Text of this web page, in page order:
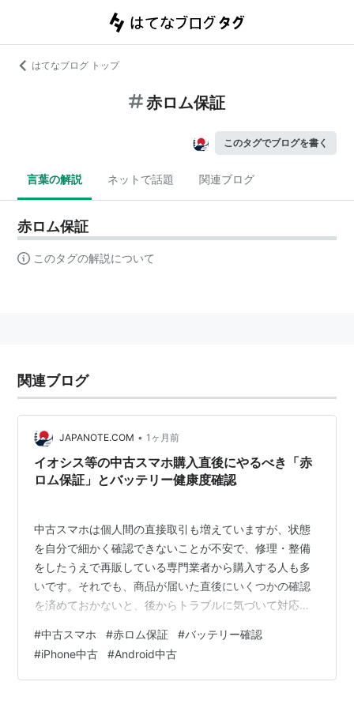
はてなブログ トップ
赤ロム保証
このタグでブログを書く
言葉の解説 ネットで話題 関連ブログ
赤ロム保証
このタグの解説について
関連ブログ
JAPANOTE.COM • 1ヶ月前
イオシス等の中古スマホ購入直後にやるべき「赤
ロム保証」とバッテリー健康度確認
中古スマホは個人間の直接取引も増えていますが、状態
を自分で細かく確認できないことが不安で、修理・整備
をしたうえで再販している専門業者から購入する人も多
いです。それでも、商品が届いた直後にいくつかの確認
を済めておかないと、後からトラブルに気づいて対応が
ンクB」の中古iPhoneを購入したばかりです。届いた瞬間
は新品のように綺麗でテンションが上がりましたが、そ
こですぐに使わず、まずは一番大事な初期チェックを済
#中古スマホ #赤ロム保証 #バッテリー確認
#iPhone中古 #Android中古